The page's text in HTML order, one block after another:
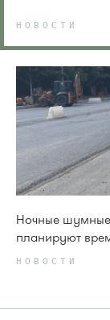
НОВОСТИ
Ночные
планируют
НОВОСТИ